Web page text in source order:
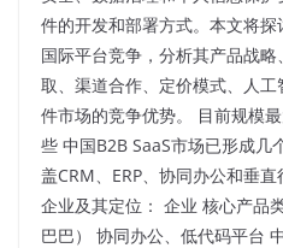
件的开发和部署方式。本文将
国际平台竞争，分析其产品战
取、渠道合作、定价模式、人
件市场的竞争优势。 目前规模
些 中国B2B SaaS市场已形成几
盖CRM、ERP、协同办公和垂
企业及其定位： 企业 核心产品
巴巴） 协同办公、低代码平台